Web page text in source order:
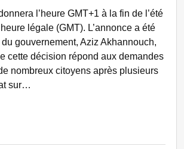
l’heure GMT+1 à la fin de l’été
légale (GMT). L’annonce a été
gouvernement, Aziz Akhannouch,
cette décision répond aux demandes
nombreux citoyens après plusieurs
sur…